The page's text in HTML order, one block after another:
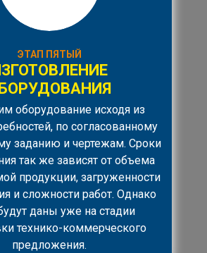
ЭТАП ПЯТЫЙ
оборудование исходя из
по согласованному
заданию и чертежам. Сроки
так же зависят от объема
продукции, загруженности
и сложности работ. Однако
даны уже на стадии
технико-коммерческого
предложения.